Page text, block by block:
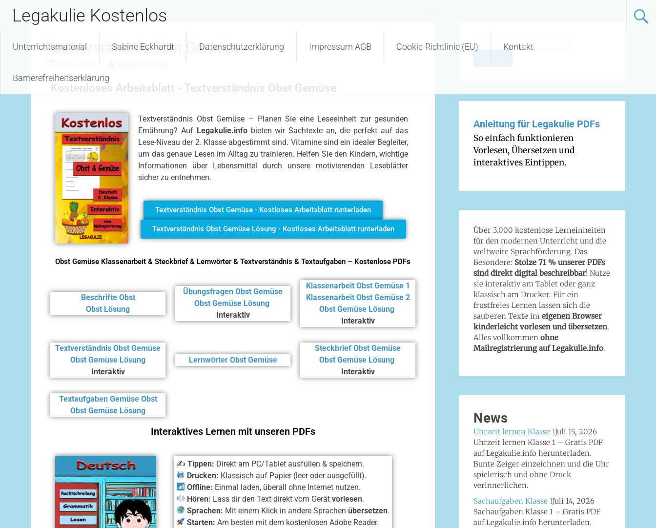
springen
Legakulie Kostenlos
Unterrichtsmaterial Sabine Eckhardt Datenschutzerklärung Impressum AGB Cookie-Richtlinie (EU) Kontakt
Barrierefreiheitserklärung
Textverständnis Obst Gemüse
Kostenloses Arbeitsblatt - Textverständnis Obst Gemüse
Textverständnis Obst Gemüse – Planen Sie eine Leseeinheit zur gesunden
Ernährung? Auf Legakulie.infobieten wir Sachtexte an, die perfekt auf das
Lese-Niveau der 2. Klasse abgestimmt sind. Vitamine sind ein idealer Begleiter,
um das genaue Lesen im Alltag zu trainieren. Helfen Sie den Kindern, wichtige
Informationen über Lebensmittel durch unsere motivierenden Leseblätter
sicher zu entnehmen.
Textverständnis Obst Gemüse - Kostloses Arbeitsblatt runterladen
Textverständnis Obst Gemüse Lösung - Kostloses Arbeitsblatt runterladen
Obst Gemüse Klassenarbeit & Steckbrief & Lernwörter & Textverständnis & Textaufgaben – Kostenlose PDFs
Beschrifte Obst
Obst Lösung
Übungsfragen Obst Gemüse
Obst Gemüse Lösung
Interaktiv
Klassenarbeit Obst Gemüse 1
Klassenarbeit Obst Gemüse 2
Obst Gemüse Lösung
Interaktiv
Textverständnis Obst Gemüse
Obst Gemüse Lösung
Interaktiv
Lernwörter Obst Gemüse
Steckbrief Obst Gemüse
Obst Gemüse Lösung
Interaktiv
Textaufgaben Gemüse Obst
Obst Gemüse Lösung
Interaktives Lernen mit unseren PDFs
✍️Tippen: Direkt am PC/Tablet ausfüllen & speichern.
Drucken: Klassisch auf Papier (leer oder ausgefüllt).
Offline: Einmal laden, überall ohne Internet nutzen.
Hören: Lass dir den Text direkt vom Gerätvorlesen.
Sprachen: Mit einem Klick in andere Sprachenübersetzen.
Starten: Am besten mit dem kostenlosen Adobe Reader.
Anleitung für Legakulie PDFs
So einfach funktionieren
Vorlesen, Übersetzen und
interaktives Eintippen.
Über 3.000 kostenlose Lerneinheiten
für den modernen Unterricht und die
weltweite Sprachförderung. Das
Besondere: Stolze 71 % unserer PDFs
sind direkt digital beschreibbar! Nutze
sie interaktiv am Tablet oder ganz
klassisch am Drucker. Für ein
frustfreies Lernen lassen sich die
sauberen Texte im eigenen Browser
kinderleicht vorlesen und übersetzen.
Alles vollkommen ohne
Mailregistrierung auf Legakulie.info.
News
Uhrzeit lernen Klasse 1Juli 15, 2026
Uhrzeit lernen Klasse 1 – Gratis PDF
auf Legakulie.info herunterladen.
Bunte Zeiger einzeichnen und die Uhr
spielerisch und ohne Druck
verinnerlichen.
Sachaufgaben Klasse 1Juli 14, 2026
Sachaufgaben Klasse 1 – Gratis PDF
auf Legakulie.info herunterladen.